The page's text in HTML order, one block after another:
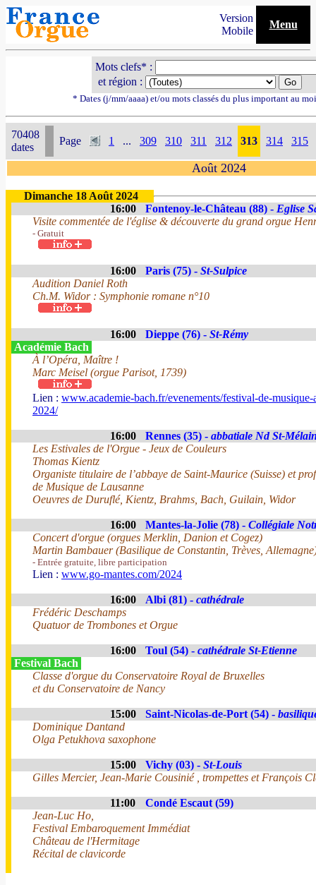
Version
Mobile
Menu
Mots clefs* :
et région :
* Dates (j/mm/aaaa) et/ou mots classés du plus important au
70408
dates
Page 1 ... 309 310 311 312 313 314 315
Août 2024
Dimanche 18 Août 2024
16:00
Fontenoy-le-Château (88) - Eglise
Visite commentée de l'église & découverte du grand orgue
- Gratuit
16:00 Paris (75) - St-Sulpice
Audition Daniel Roth
Ch.M. Widor : Symphonie romane n°10
16:00 Dieppe (76) - St-Rémy
Académie Bach
À l’Opéra, Maître !
Marc Meisel (orgue Parisot, 1739)
Lien : www.academie-bach.fr/evenements/festival-de-
2024/
16:00 Rennes (35) - abbatiale Nd St-
Les Estivales de l'Orgue - Jeux de Couleurs
Thomas Kientz
Organiste titulaire de l’abbaye de Saint-Maurice (Suisse) et
de Musique de Lausanne
Oeuvres de Duruflé, Kientz, Brahms, Bach, Guilain, Widor
16:00 Mantes-la-Jolie (78) - Collégiale
Concert d'orgue (orgues Merklin, Danion et Cogez)
Martin Bambauer (Basilique de Constantin, Trèves,
- Entrée gratuite, libre participation
Lien : www.go-mantes.com/2024
16:00 Albi (81) - cathédrale
Frédéric Deschamps
Quatuor de Trombones et Orgue
16:00 Toul (54) - cathédrale St-Etienne
Festival Bach
Classe d'orgue du Conservatoire Royal de Bruxelles
et du Conservatoire de Nancy
15:00 Saint-Nicolas-de-Port (54) -
Dominique Dantand
Olga Petukhova saxophone
15:00 Vichy (03) - St-Louis
Gilles Mercier, Jean-Marie Cousinié , trompettes et François
11:00
Condé Escaut (59)
Jean-Luc Ho,
Festival Embaroquement Immédiat
Château de l'Hermitage
Récital de clavicorde